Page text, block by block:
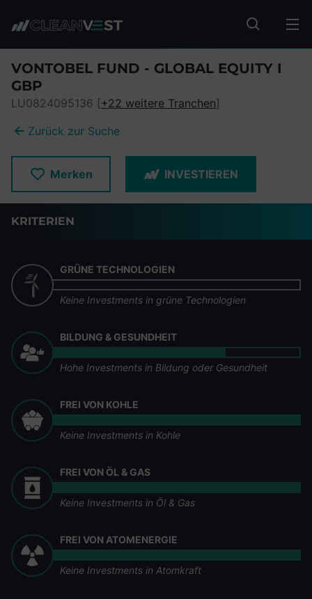
Fonds
VONTOBEL FUND - GLOBAL EQUITY I
GBP
LU0824095136 [+22 weitere Tranchen]
Zurück zur Suche
Merken INVESTIEREN
KRITERIEN
GRÜNE TECHNOLOGIEN
Keine Investments in grüne Technologien
BILDUNG & GESUNDHEIT
Hohe Investments in Bildung oder Gesundheit
FREI VON KOHLE
Keine Investments in Kohle
FREI VON ÖL & GAS
Keine Investments in Öl & Gas
FREI VON ATOMENERGIE
Keine Investments in Atomkraft